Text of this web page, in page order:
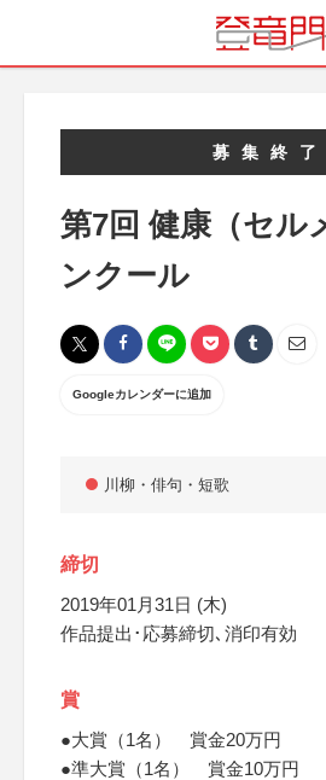
募集終了
第7回 健康（セル
ンクール
Googleカレンダーに追加
川柳・俳句・短歌
締切
2019年01月31日 (木)
作品提出･応募締切､消印有効
賞
●大賞（1名） 賞金20万円
●準大賞（1名） 賞金10万円